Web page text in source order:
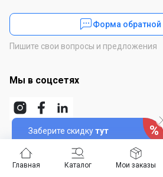
Главная Каталог Мои заказы
Заберите скидкутут
Форма обратной
Пишите свои вопросы и предложения
Мы в соцсетях